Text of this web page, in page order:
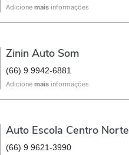
Adicione mais informações
Zinin Auto Som
(66) 9 9942-6881
Adicione mais informações
Auto Escola Centro Norte
(66) 9 9621-3990